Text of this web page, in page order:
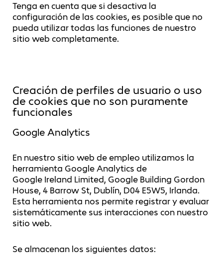
Tenga en cuenta que si desactiva la
configuración de las cookies, es posible que no
pueda utilizar todas las funciones de nuestro
sitio web completamente.
Creación de perfiles de usuario o uso
de cookies que no son puramente
funcionales
Google Analytics
En nuestro sitio web de empleo utilizamos la
herramienta Google Analytics de
Google Ireland Limited, Google Building Gordon
House, 4 Barrow St, Dublín, D04 E5W5, Irlanda.
Esta herramienta nos permite registrar y evaluar
sistemáticamente sus interacciones con nuestro
sitio web.
Se almacenan los siguientes datos: